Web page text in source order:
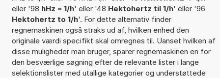
eller '98 hHz = 1/h' eller '48 Hektohertz til 1/h' eller '96
Hektohertz to 1/h'. For dette alternativ finder
regnemaskinen også straks ud af, hvilken enhed den
originale værdi specifikt skal omregnes til. Uanset hvilken af
disse muligheder man bruger, sparer regnemaskinen en for
den besværlige søgning efter de relevante lister i lange
selektionslister med utallige kategorier og understøttede